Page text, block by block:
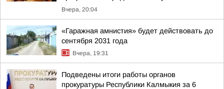
Вчера, 20:04
«Гаражная амнистия» будет действовать до
сентября 2031 года
Вчера, 19:31
Подведены итоги работы органов
прокуратуры Республики Калмыкия за 6